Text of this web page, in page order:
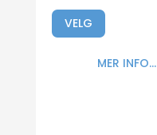
VELG
MER INFO...